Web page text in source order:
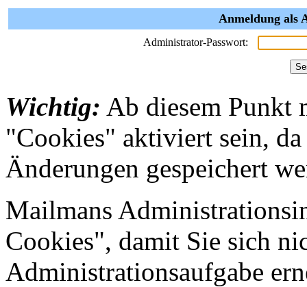
Anmeldung als
Administrator-Passwort:
Wichtig: Ab diesem Punkt
"Cookies" aktiviert sein,
Änderungen gespeichert
Mailmans
Cookies", damit Sie sich
Administrationsaufgabe